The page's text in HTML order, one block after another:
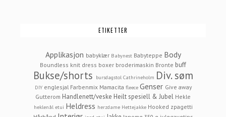
ETIKETTER
Applikasjon babyklær Babynest Babyteppe Body
Boundless knit dress boxer broderimaskin Bronte buff
Bukse/shorts bursdagstol Cathrineholm Div. søm
DIY englesjal Farbenmix Mamacita fleece Genser Give away
Gutterom Handlenett/veske Heilt spesiell & Jubel Hekle
heklenål etui Heldress herzdame Hettejakke Hooked zpagetti